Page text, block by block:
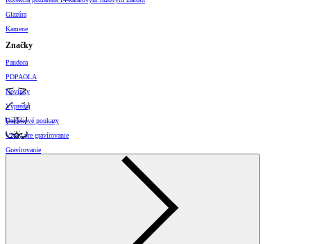
Glazúra
Kamene
Značky
Pandora
PDPAOLA
Novinky
Výpredaj
Darčekové poukazy
Vzory pre gravírovanie
Gravírovanie